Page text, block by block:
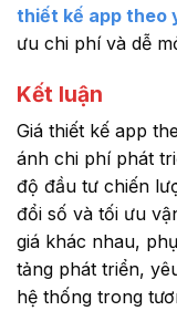
thiết kế app theo
ưu chi phí và dễ
Kết luận
Giá thiết kế app
ánh chi phí phát
độ đầu tư chiến
đổi số và tối ưu
giá khác nhau,
tảng phát triển,
hệ thống trong